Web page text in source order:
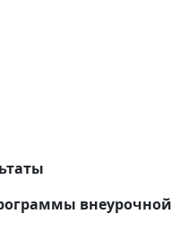
внеурочной